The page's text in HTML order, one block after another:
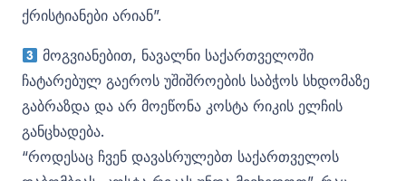
ქრისტიანები არიან”.
მოგვიანებით, ნავალნი საქართველოში
ჩატარებულ გაეროს უშიშროების საბჭოს სხდომაზე
გაბრაზდა და არ მოეწონა კოსტა რიკის ელჩის
განცხადება.
“როდესაც ჩვენ დავასრულებთ საქართველოს